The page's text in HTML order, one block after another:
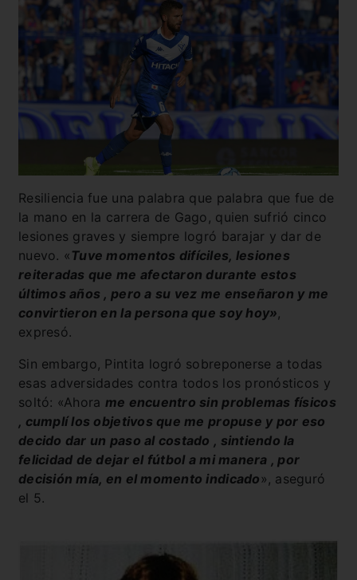
Resiliencia fue una palabra que palabra que fue de
la mano en la carrera de Gago, quien sufrió cinco
lesiones graves y siempre logró barajar y dar de
nuevo. « Tuve momentos difíciles, lesiones
reiteradas que me afectaron durante estos
últimos años , pero a su vez me enseñaron y me
convirtieron en la persona que soy hoy»,
expresó.
Sin embargo, Pintita logró sobreponerse a todas
esas adversidades contra todos los pronósticos y
soltó: «Ahora me encuentro sin problemas físicos
, cumplí los objetivos que me propuse y por eso
decido dar un paso al costado , sintiendo la
felicidad de dejar el fútbol a mi manera , por
decisión mía, en el momento indicado», aseguró
el 5.